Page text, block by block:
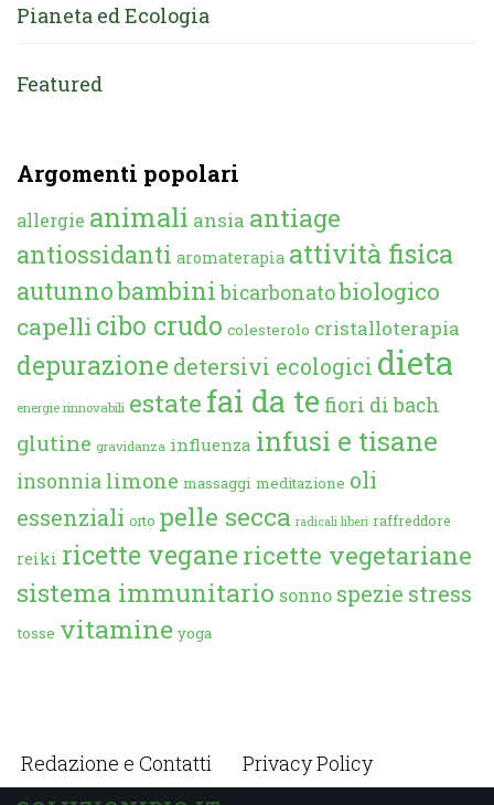
Pianeta ed Ecologia
Featured
Argomenti popolari
allergie animali ansia antiage
antiossidanti aromaterapia attività fisica
autunnobambini bicarbonatobiologico
capelli cibo crudo colesterolo cristalloterapia
depurazione detersivi ecologici dieta
energie rinnovabili estate fai da te fiori di bach
glutine gravidanza influenza infusi e tisane
insonnia limone massaggi meditazione oli
essenziali orto pelle secca radicali liberi raffreddore
reiki ricette veganericette vegetariane
sistema immunitario sonno spezie stress
tosse vitamine yoga
Redazione e Contatti Privacy Policy